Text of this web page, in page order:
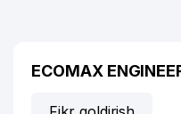
ECOMAX